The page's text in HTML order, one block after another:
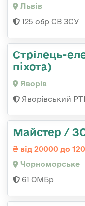
Львів
125 обр СВ ЗСУ
Стрілець-
піхота)
Яворів
Яворівський
Майстер /
від 20000 до
Чорноморське
61 ОМБр